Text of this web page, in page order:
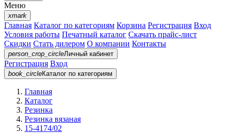
Меню
xmark
Главная Каталог по категориям Корзина Регистрация Вход
Условия работы Печатный каталог Скачать прайс-лист
Скидки Стать дилером О компании Контакты
person_crop_circleЛичный кабинет
Регистрация Вход
book_circleКаталог по категориям
Главная
Каталог
Резинка
Резинка вязаная
15-4174/02